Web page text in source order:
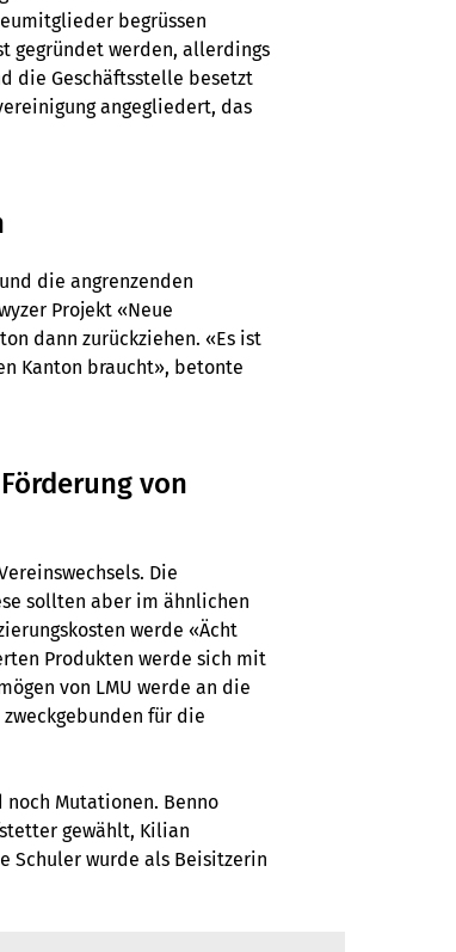
begrüssen
gegründet werden, allerdings
die Geschäftsstelle besetzt
angegliedert, das
die angrenzenden
Projekt «Neue
dann zurückziehen. «Es ist
Kanton braucht», betonte
von
Die
sollten aber im ähnlichen
werde «Ächt
Produkten werde sich mit
von LMU werde an die
für die
noch Mutationen. Benno
gewählt, Kilian
Schuler wurde als Beisitzerin